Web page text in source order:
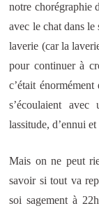
notre chorégraphie
avec le chat dans
laverie (car la
pour continuer à
c’était
s’écoulaient
lassitude, d’ennui
Mais on ne peut
savoir si tout va
soi sagement à